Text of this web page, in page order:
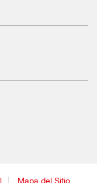
Mapa del Sitio